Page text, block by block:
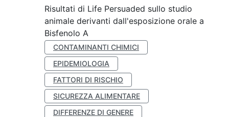
Risultati di Life Persuaded sullo studio
animale derivanti dall'esposizione orale a
Bisfenolo A
CONTAMINANTI CHIMICI
EPIDEMIOLOGIA
FATTORI DI RISCHIO
SICUREZZA ALIMENTARE
DIFFERENZE DI GENERE